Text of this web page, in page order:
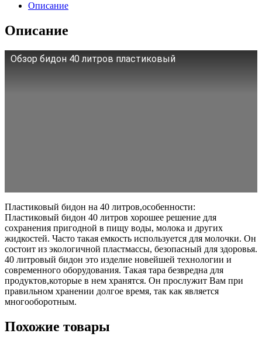
Описание
Описание
Обзор бидон 40 литров пластиковый
Пластиковый бидон на 40 литров,особенности:
Пластиковый бидон 40 литров хорошее решение для
сохранения пригодной в пищу воды, молока и других
жидкостей. Часто такая емкость используется для молочки. Он
состоит из экологичной пластмассы, безопасный для здоровья.
40 литровый бидон это изделие новейшей технологии и
современного оборудования. Такая тара безвредна для
продуктов,которые в нем хранятся. Он прослужит Вам при
правильном хранении долгое время, так как является
многооборотным.
Похожие товары